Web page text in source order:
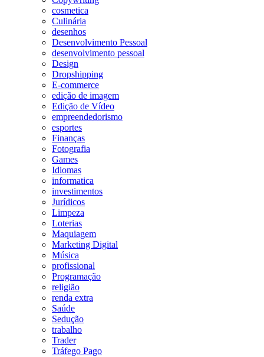
cosmetica
Culinária
desenhos
Desenvolvimento Pessoal
desenvolvimento pessoal
Design
Dropshipping
E-commerce
edição de imagem
Edição de Vídeo
empreendedorismo
esportes
Finanças
Fotografia
Games
Idiomas
informatica
investimentos
Jurídicos
Limpeza
Loterias
Maquiagem
Marketing Digital
Música
profissional
Programação
religião
renda extra
Saúde
Sedução
trabalho
Trader
Tráfego Pago